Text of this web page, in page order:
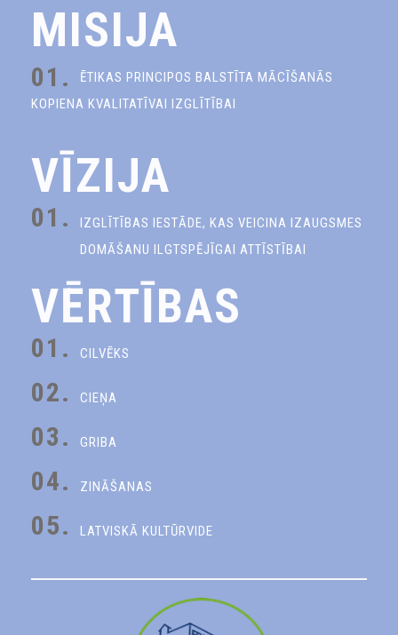
MISIJA
01.
ĒTIKAS PRINCIPOS BALSTĪTA MĀCĪŠANĀS
KOPIENA KVALITATĪVAI IZGLĪTĪBAI
VĪZIJA
01.
IZGLĪTĪBAS IESTĀDE, KAS VEICINA IZAUGSMES
DOMĀŠANU ILGTSPĒJĪGAI ATTĪSTĪBAI
VĒRTĪBAS
01. CILVĒKS
02. CIEŅA
03. GRIBA
04. ZINĀŠANAS
05. LATVISKĀ KULTŪRVIDE